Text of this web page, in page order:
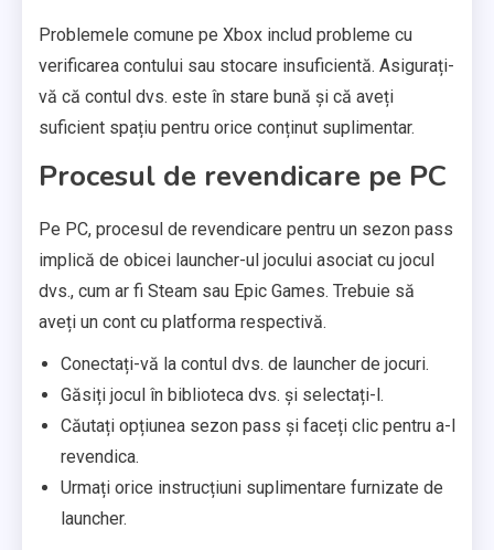
Problemele comune pe Xbox includ probleme cu
verificarea contului sau stocare insuficientă. Asigurați-
vă că contul dvs. este în stare bună și că aveți
suficient spațiu pentru orice conținut suplimentar.
Procesul de revendicare pe PC
Pe PC, procesul de revendicare pentru un sezon pass
implică de obicei launcher-ul jocului asociat cu jocul
dvs., cum ar fi Steam sau Epic Games. Trebuie să
aveți un cont cu platforma respectivă.
Conectați-vă la contul dvs. de launcher de jocuri.
Găsiți jocul în biblioteca dvs. și selectați-l.
Căutați opțiunea sezon pass și faceți clic pentru a-l
revendica.
Urmați orice instrucțiuni suplimentare furnizate de
launcher.